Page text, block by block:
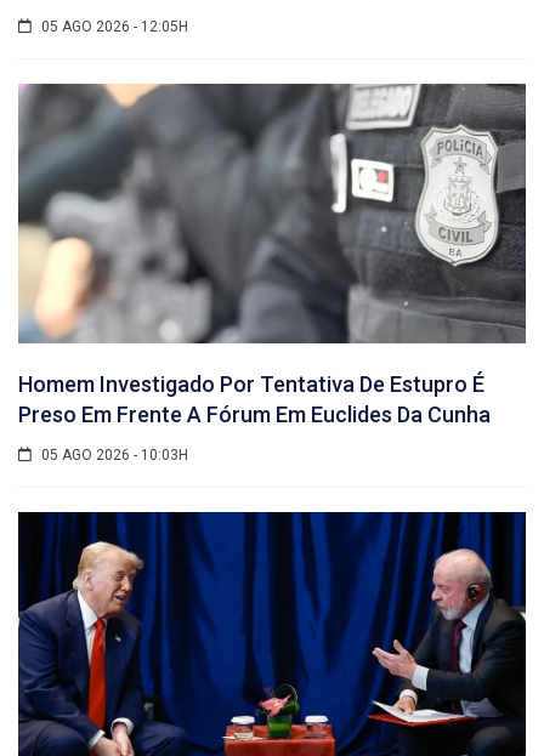
05 AGO 2026 - 12:05H
Homem Investigado Por Tentativa De Estupro É
Preso Em Frente A Fórum Em Euclides Da Cunha
05 AGO 2026 - 10:03H